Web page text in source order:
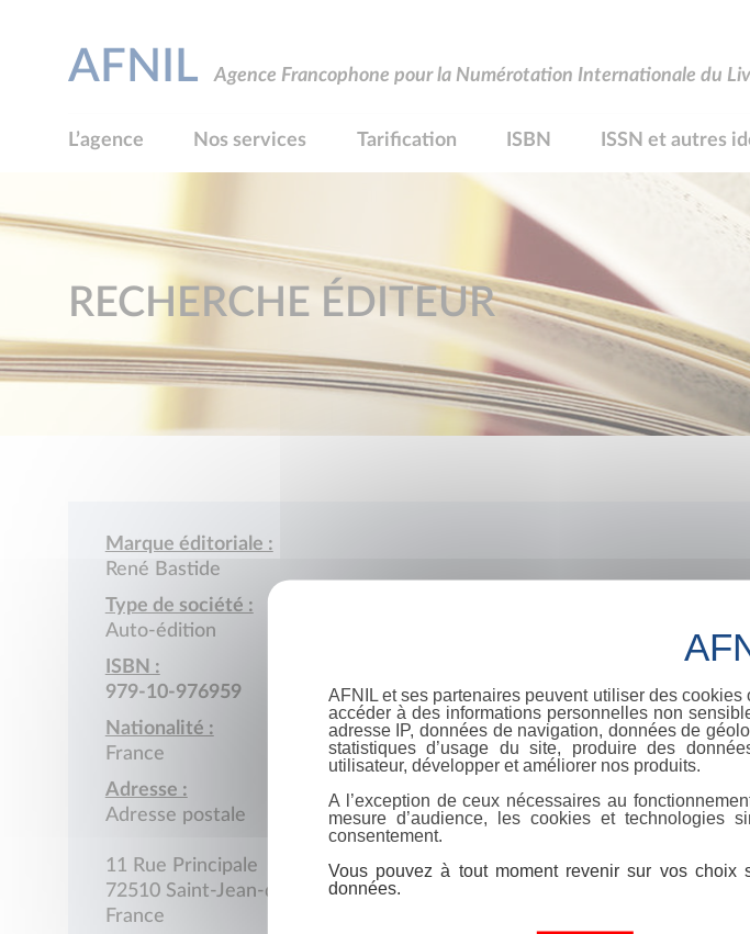
AFNIL Agence Francophone pour la Numérotation Internationale du
L’agence Nos services Tarification ISBN ISSN et autres
RECHERCHE ÉDITEUR
Marque éditoriale :
René Bastide
Type de société :
Auto-édition
ISBN :
979-10-976959
Nationalité :
France
Adresse :
Adresse postale
11 Rue Principale
72510 Saint-Jean-de-la-Motte
France
AFNIL et ses partenaires peuvent utiliser des
accéder à des informations personnelles non
adresse IP, données de navigation, données de
statistiques d’usage du site, produire des
utilisateur, développer et améliorer nos produits.
A l’exception de ceux nécessaires au
mesure d’audience, les cookies et technologies
consentement.
Vous pouvez à tout moment revenir sur vos
données.